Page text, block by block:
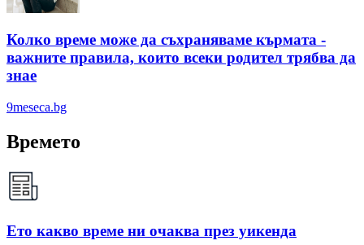
Колко време може да съхраняваме кърмата -
важните правила, които всеки родител трябва да
знае
9meseca.bg
Времето
Ето какво време ни очаква през уикенда